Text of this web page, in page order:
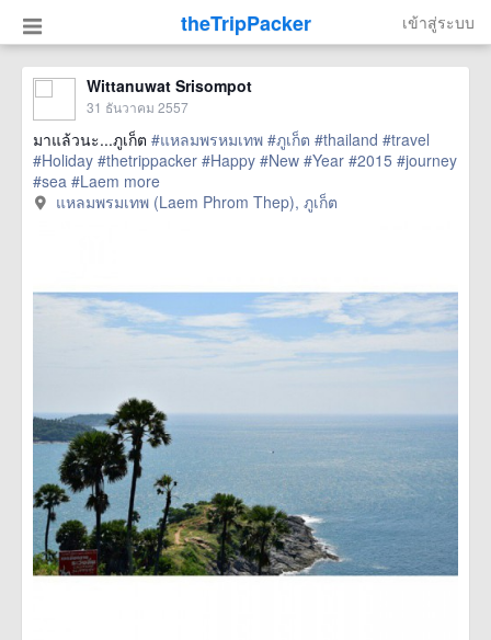
theTripPacker เข้าสู่ระบบ
Wittanuwat Srisompot
31 ธันวาคม 2557
มาแล้วนะ...ภูเก็ต #แหลมพรหมเทพ #ภูเก็ต #thailand #travel
#Holiday #thetrippacker #Happy #New #Year #2015 #journey
#sea #Laem more
แหลมพรมเทพ (Laem Phrom Thep), ภูเก็ต